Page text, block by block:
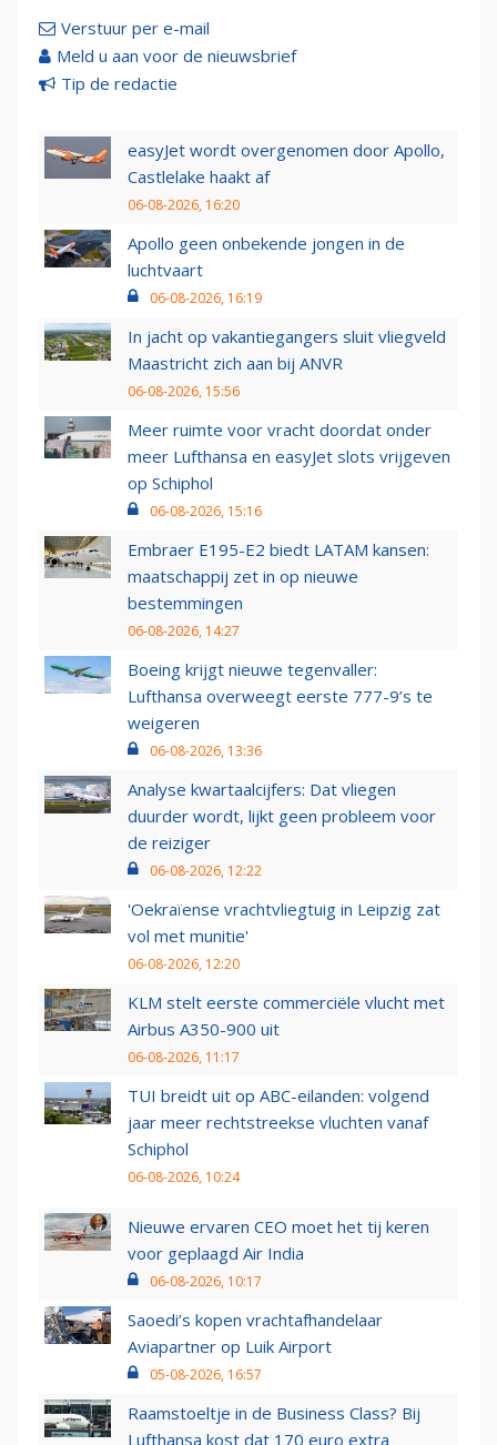
Verstuur per e-mail
Meld u aan voor de nieuwsbrief
Tip de redactie
easyJet wordt overgenomen door Apollo,
Castlelake haakt af
06-08-2026, 16:20
Apollo geen onbekende jongen in de
luchtvaart
06-08-2026, 16:19
In jacht op vakantiegangers sluit vliegveld
Maastricht zich aan bij ANVR
06-08-2026, 15:56
Meer ruimte voor vracht doordat onder
meer Lufthansa en easyJet slots vrijgeven
op Schiphol
06-08-2026, 15:16
Embraer E195-E2 biedt LATAM kansen:
maatschappij zet in op nieuwe
bestemmingen
06-08-2026, 14:27
Boeing krijgt nieuwe tegenvaller:
Lufthansa overweegt eerste 777-9’s te
weigeren
06-08-2026, 13:36
Analyse kwartaalcijfers: Dat vliegen
duurder wordt, lijkt geen probleem voor
de reiziger
06-08-2026, 12:22
'Oekraïense vrachtvliegtuig in Leipzig zat
vol met munitie'
06-08-2026, 12:20
KLM stelt eerste commerciële vlucht met
Airbus A350-900 uit
06-08-2026, 11:17
TUI breidt uit op ABC-eilanden: volgend
jaar meer rechtstreekse vluchten vanaf
Schiphol
06-08-2026, 10:24
Nieuwe ervaren CEO moet het tij keren
voor geplaagd Air India
06-08-2026, 10:17
Saoedi’s kopen vrachtafhandelaar
Aviapartner op Luik Airport
05-08-2026, 16:57
Raamstoeltje in de Business Class? Bij
Lufthansa kost dat 170 euro extra